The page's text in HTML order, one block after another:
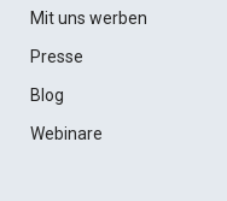
Mit uns werben
Presse
Blog
Webinare